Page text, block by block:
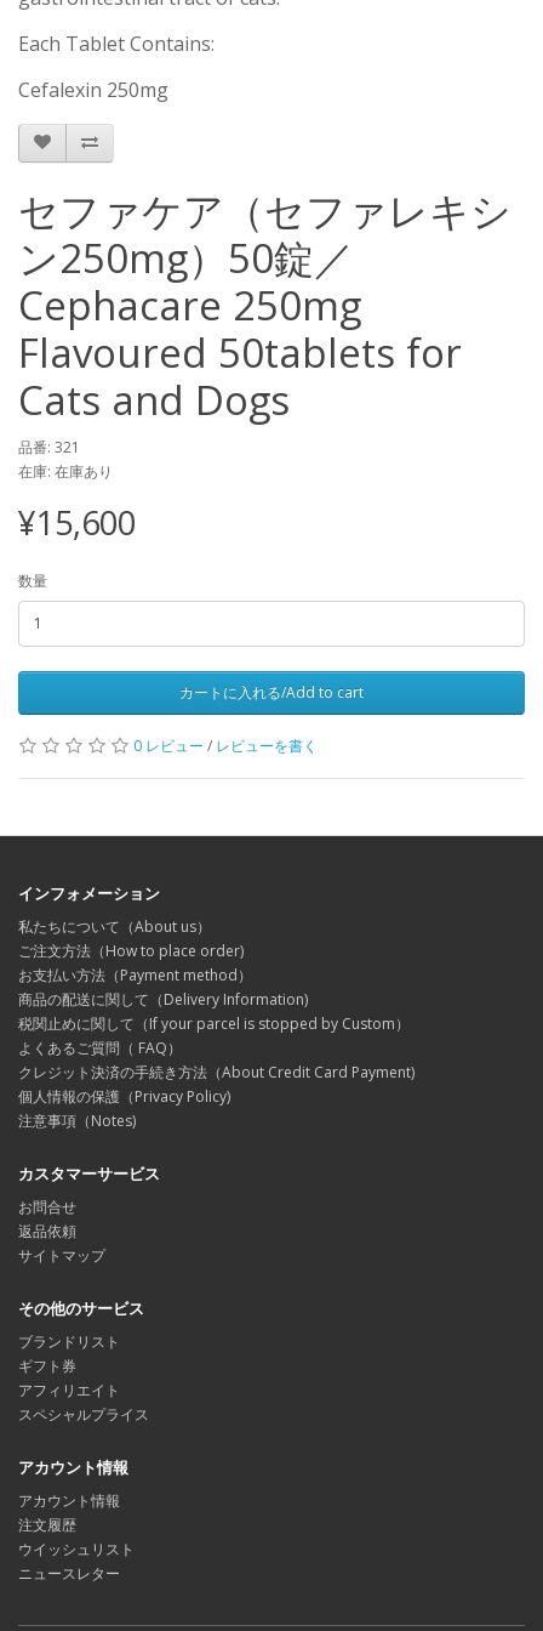
Each Tablet Contains:
Cefalexin 250mg
セファケア（セファレキシ
ン250mg）50錠／
Cephacare 250mg
Flavoured 50tablets for
Cats and Dogs
品番: 321
在庫: 在庫あり
¥15,600
数量
カートに入れる/Add to cart
0 レビュー / レビューを書く
インフォメーション
私たちについて（About us）
ご注文方法（How to place order)
お支払い方法（Payment method）
商品の配送に関して（Delivery Information)
税関止めに関して（If your parcel is stopped by Custom）
よくあるご質問（ FAQ）
クレジット決済の手続き方法（About Credit Card Payment)
個人情報の保護（Privacy Policy)
注意事項（Notes)
カスタマーサービス
お問合せ
返品依頼
サイトマップ
その他のサービス
ブランドリスト
ギフト券
アフィリエイト
スペシャルプライス
アカウント情報
アカウント情報
注文履歴
ウイッシュリスト
ニュースレター